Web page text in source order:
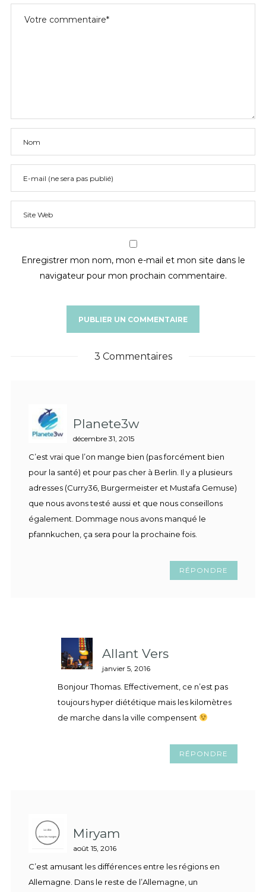
Enregistrer mon nom, mon e-mail et mon site dans le
navigateur pour mon prochain commentaire.
3 Commentaires
Planete3w
décembre 31, 2015
C’est vrai que l’on mange bien (pas forcément bien
pour la santé) et pour pas cher à Berlin. Il y a plusieurs
adresses (Curry36, Burgermeister et Mustafa Gemuse)
que nous avons testé aussi et que nous conseillons
également. Dommage nous avons manqué le
pfannkuchen, ça sera pour la prochaine fois.
RÉPONDRE
Allant Vers
janvier 5, 2016
Bonjour Thomas. Effectivement, ce n’est pas
toujours hyper diététique mais les kilomètres
de marche dans la ville compensent
RÉPONDRE
Miryam
août 15, 2016
C’est amusant les différences entre les régions en
Allemagne. Dans le reste de l’Allemagne, un